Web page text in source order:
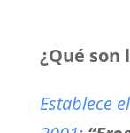
¿Qué son
Establece